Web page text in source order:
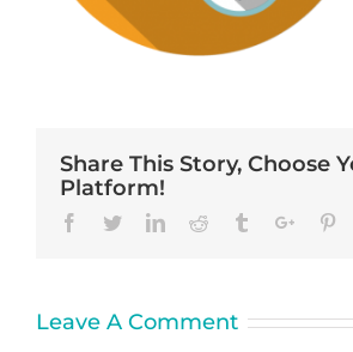
Share This Story, Choose
Platform!
Facebook
TwitterLinkedinReddit TumblrGoogle+
Leave A Comment